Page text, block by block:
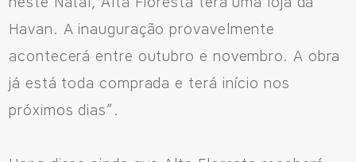
Havan. A inauguração provavelmente
acontecerá entre outubro e novembro. A obra
já está toda comprada e terá início nos
próximos dias”.